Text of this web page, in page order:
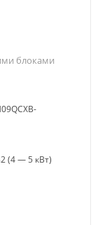
блоками
(4 — 5 кВт)